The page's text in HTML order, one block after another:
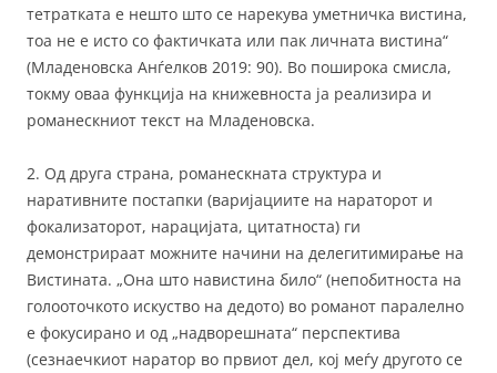
тетратката е нешто што се нарекува уметничка вистина,
тоа не е исто со фактичката или пак личната вистина“
(Младеновска Анѓелков 2019: 90). Во поширока смисла,
токму оваа функција на книжевноста ја реализира и
романескниот текст на Младеновска.
2. Од друга страна, романескната структура и
наративните постапки (варијациите на нараторот и
фокализаторот, нарацијата, цитатноста) ги
демонстрираат можните начини на делегитимирање на
Вистината. „Она што навистина било“ (непобитноста на
голооточкото искуство на дедото) во романот паралелно
е фокусирано и од „надворешната“ перспектива
(сезнаечкиот наратор во првиот дел, кој меѓу другото се